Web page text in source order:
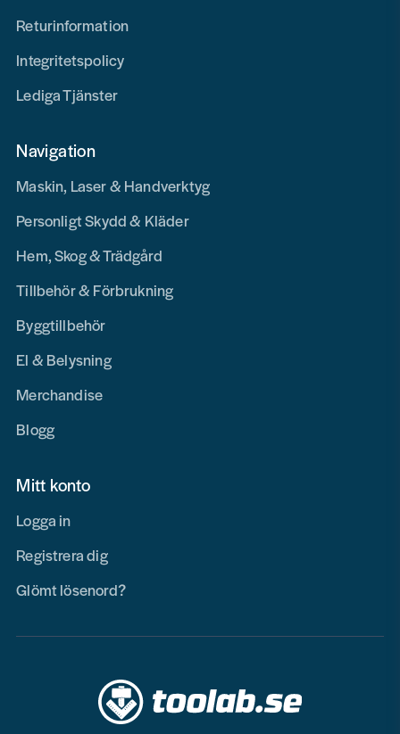
Returinformation
Integritetspolicy
Lediga Tjänster
Navigation
Maskin, Laser & Handverktyg
Personligt Skydd & Kläder
Hem, Skog & Trädgård
Tillbehör & Förbrukning
Byggtillbehör
El & Belysning
Merchandise
Blogg
Mitt konto
Logga in
Registrera dig
Glömt lösenord?